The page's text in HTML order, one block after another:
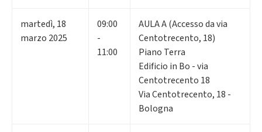
martedì, 18
marzo 2025
09:00
-
11:00
AULA A (Accesso da via
Centotrecento, 18)
Piano Terra
Edificio in Bo - via
Centotrecento 18
Via Centotrecento, 18 -
Bologna